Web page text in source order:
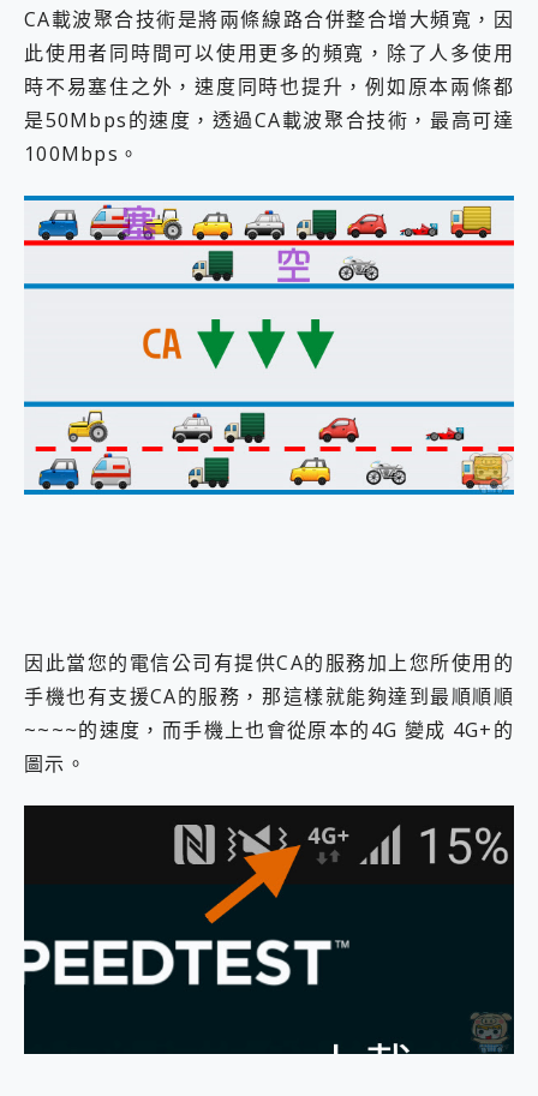
CA載波聚合技術是將兩條線路合併整合增大頻寬，因
此使用者同時間可以使用更多的頻寬，除了人多使用
時不易塞住之外，速度同時也提升，例如原本兩條都
是50Mbps的速度，透過CA載波聚合技術，最高可達
100Mbps。
因此當您的電信公司有提供CA的服務加上您所使用的
手機也有支援CA的服務，那這樣就能夠達到最順順順
~~~~的速度，而手機上也會從原本的4G 變成 4G+的
圖示。